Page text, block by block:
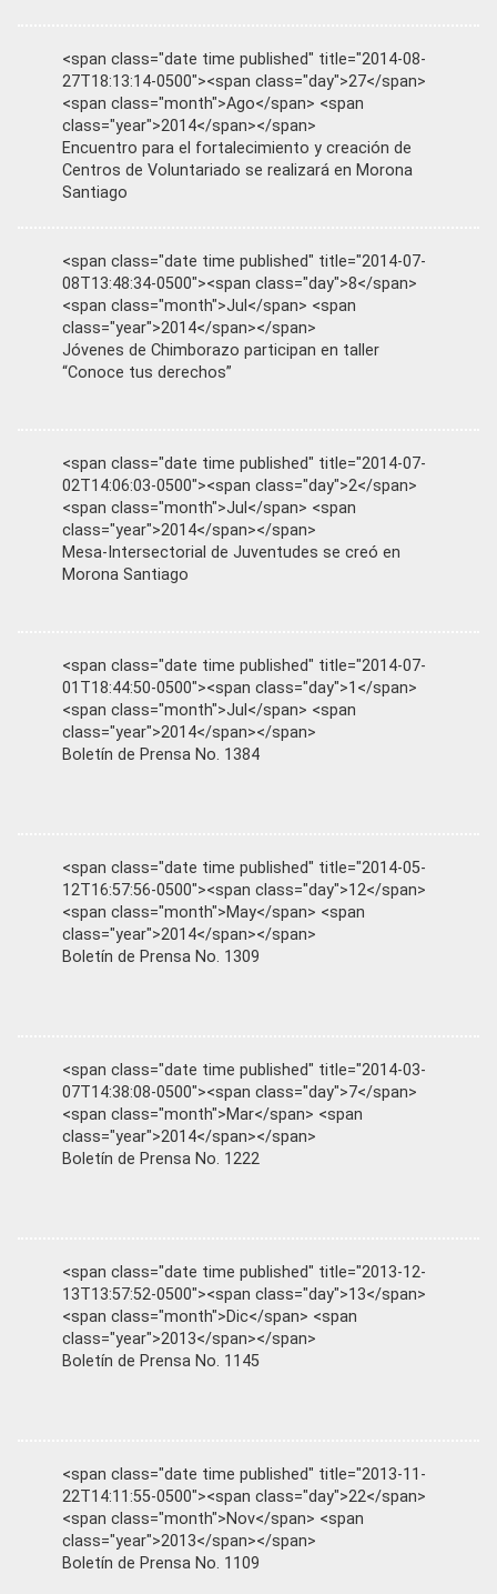
<span class="date time published" title="2014-08-
27T18:13:14-0500"><span class="day">27</span>
<span class="month">Ago</span> <span
class="year">2014</span></span>
Encuentro para el fortalecimiento y creación de
Centros de Voluntariado se realizará en Morona
Santiago
<span class="date time published" title="2014-07-
08T13:48:34-0500"><span class="day">8</span>
<span class="month">Jul</span> <span
class="year">2014</span></span>
Jóvenes de Chimborazo participan en taller
“Conoce tus derechos”
<span class="date time published" title="2014-07-
02T14:06:03-0500"><span class="day">2</span>
<span class="month">Jul</span> <span
class="year">2014</span></span>
Mesa-Intersectorial de Juventudes se creó en
Morona Santiago
<span class="date time published" title="2014-07-
01T18:44:50-0500"><span class="day">1</span>
<span class="month">Jul</span> <span
class="year">2014</span></span>
Boletín de Prensa No. 1384
<span class="date time published" title="2014-05-
12T16:57:56-0500"><span class="day">12</span>
<span class="month">May</span> <span
class="year">2014</span></span>
Boletín de Prensa No. 1309
<span class="date time published" title="2014-03-
07T14:38:08-0500"><span class="day">7</span>
<span class="month">Mar</span> <span
class="year">2014</span></span>
Boletín de Prensa No. 1222
<span class="date time published" title="2013-12-
13T13:57:52-0500"><span class="day">13</span>
<span class="month">Dic</span> <span
class="year">2013</span></span>
Boletín de Prensa No. 1145
<span class="date time published" title="2013-11-
22T14:11:55-0500"><span class="day">22</span>
<span class="month">Nov</span> <span
class="year">2013</span></span>
Boletín de Prensa No. 1109